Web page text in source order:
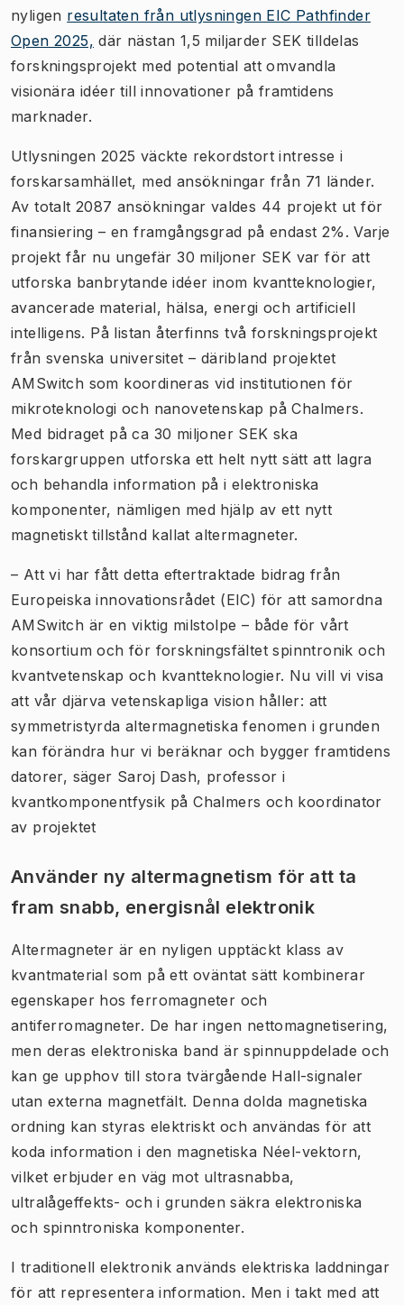
nyligen resultaten från utlysningen EIC Pathfinder
Open 2025, där nästan 1,5 miljarder SEK tilldelas
forskningsprojekt med potential att omvandla
visionära idéer till innovationer på framtidens
marknader.
Utlysningen 2025 väckte rekordstort intresse i
forskarsamhället, med ansökningar från 71 länder.
Av totalt 2087 ansökningar valdes 44 projekt ut för
finansiering – en framgångsgrad på endast 2%. Varje
projekt får nu ungefär 30 miljoner SEK var för att
utforska banbrytande idéer inom kvantteknologier,
avancerade material, hälsa, energi och artificiell
intelligens. På listan återfinns två forskningsprojekt
från svenska universitet – däribland projektet
AMSwitch som koordineras vid institutionen för
mikroteknologi och nanovetenskap på Chalmers.
Med bidraget på ca 30 miljoner SEK ska
forskargruppen utforska ett helt nytt sätt att lagra
och behandla information på i elektroniska
komponenter, nämligen med hjälp av ett nytt
magnetiskt tillstånd kallat altermagneter.
– Att vi har fått detta eftertraktade bidrag från
Europeiska innovationsrådet (EIC) för att samordna
AMSwitch är en viktig milstolpe – både för vårt
konsortium och för forskningsfältet spinntronik och
kvantvetenskap och kvantteknologier. Nu vill vi visa
att vår djärva vetenskapliga vision håller: att
symmetristyrda altermagnetiska fenomen i grunden
kan förändra hur vi beräknar och bygger framtidens
datorer, säger Saroj Dash, professor i
kvantkomponentfysik på Chalmers och koordinator
av projektet
Använder ny altermagnetism för att ta
fram snabb, energisnål elektronik
Altermagneter är en nyligen upptäckt klass av
kvantmaterial som på ett oväntat sätt kombinerar
egenskaper hos ferromagneter och
antiferromagneter. De har ingen nettomagnetisering,
men deras elektroniska band är spinnuppdelade och
kan ge upphov till stora tvärgående Hall-signaler
utan externa magnetfält. Denna dolda magnetiska
ordning kan styras elektriskt och användas för att
koda information i den magnetiska Néel-vektorn,
vilket erbjuder en väg mot ultrasnabba,
ultralågeffekts- och i grunden säkra elektroniska
och spinntroniska komponenter.
I traditionell elektronik används elektriska laddningar
för att representera information. Men i takt med att